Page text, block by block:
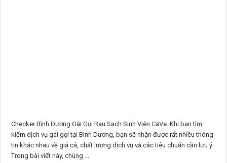
Checker Bình Dương Gái Gọi Rau Sạch Sinh Viên CaVe. Khi bạn tìm
kiếm dịch vụ gái gọi tại Bình Dương, bạn sẽ nhận được rất nhiều thông
tin khác nhau về giá cả, chất lượng dịch vụ và các tiêu chuẩn cần lưu ý.
Trong bài viết này, chúng ...